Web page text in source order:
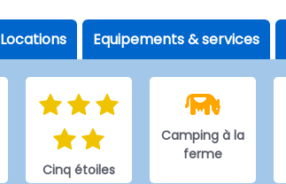
Cinq étoiles
Camping à la
ferme
Locations Equipements & services